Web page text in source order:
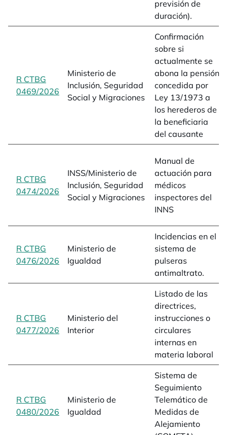
previsión de
duración).
R CTBG
0469/2026 opens in a new tab
Ministerio de
Inclusión, Seguridad
Social y Migraciones
Confirmación
sobre si
actualmente se
abona la pensión
concedida por
Ley 13/1973 a
los herederos de
la beneficiaria
del causante
R CTBG
0474/2026 opens in a new tab
INSS/Ministerio de
Inclusión, Seguridad
Social y Migraciones
Manual de
actuación para
médicos
inspectores del
INNS
R CTBG
0476/2026 opens in a new tab
Ministerio de
Igualdad
Incidencias en el
sistema de
pulseras
antimaltrato.
R CTBG
0477/2026 opens in a new tab
Ministerio del
Interior
Listado de las
directrices,
instrucciones o
circulares
internas en
materia laboral
R CTBG
0480/2026 opens in a new tab
Ministerio de
Igualdad
Sistema de
Seguimiento
Telemático de
Medidas de
Alejamiento